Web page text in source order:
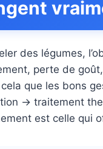
des légumes,
perte de
cela que les bons
→ traitement
est celle qui